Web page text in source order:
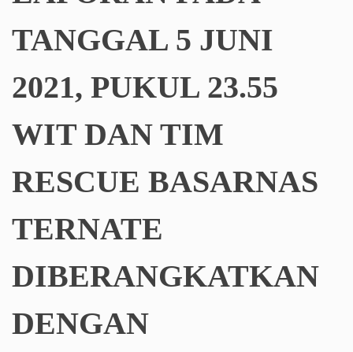
TANGGAL 5 JUNI
2021, PUKUL 23.55
WIT DAN TIM
RESCUE BASARNAS
TERNATE
DIBERANGKATKAN
DENGAN